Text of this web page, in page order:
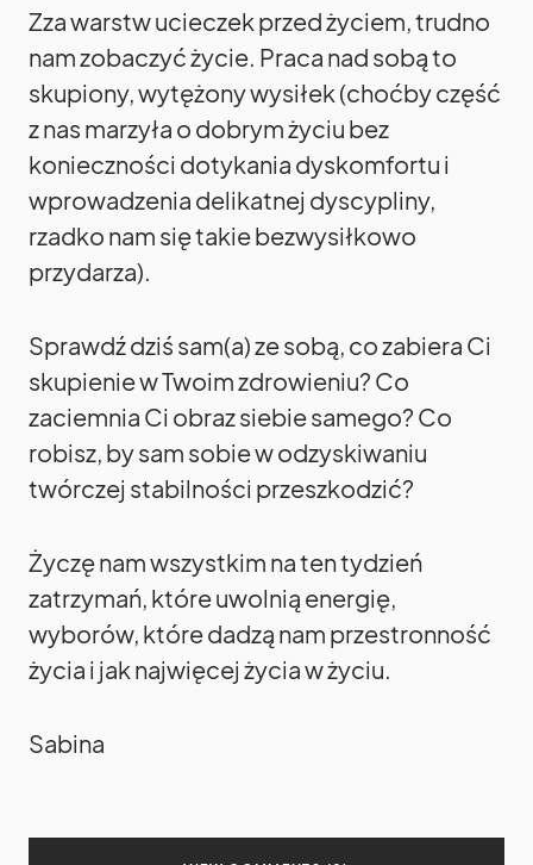
Zza warstw ucieczek przed życiem, trudno
nam zobaczyć życie. Praca nad sobą to
skupiony, wytężony wysiłek (choćby część
z nas marzyła o dobrym życiu bez
konieczności dotykania dyskomfortu i
wprowadzenia delikatnej dyscypliny,
rzadko nam się takie bezwysiłkowo
przydarza).
Sprawdź dziś sam(a) ze sobą, co zabiera Ci
skupienie w Twoim zdrowieniu? Co
zaciemnia Ci obraz siebie samego? Co
robisz, by sam sobie w odzyskiwaniu
twórczej stabilności przeszkodzić?
Życzę nam wszystkim na ten tydzień
zatrzymań, które uwolnią energię,
wyborów, które dadzą nam przestronność
życia i jak najwięcej życia w życiu.
Sabina